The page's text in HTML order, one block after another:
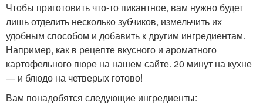
Чтобы приготовить что-то пикантное, вам нужно будет
лишь отделить несколько зубчиков, измельчить их
удобным способом и добавить к другим ингредиентам.
Например, как в рецепте вкусного и ароматного
картофельного пюре на нашем сайте. 20 минут на кухне
— и блюдо на четверых готово!
Вам понадобятся следующие ингредиенты: